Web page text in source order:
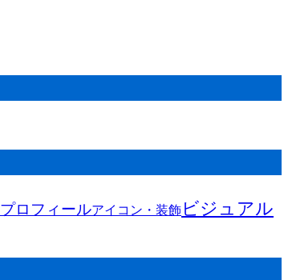
プロフィールアイコン・装飾 ビジュアル